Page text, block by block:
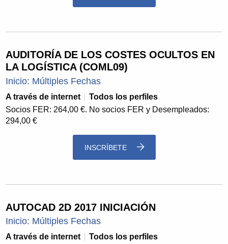
AUDITORÍA DE LOS COSTES OCULTOS EN
LA LOGÍSTICA (COML09)
Inicio: Múltiples Fechas
A través de internet
Todos los perfiles
Socios FER: 264,00 €. No socios FER y Desempleados:
294,00 €
INSCRÍBETE
AUTOCAD 2D 2017 INICIACIÓN
Inicio: Múltiples Fechas
A través de internet
Todos los perfiles